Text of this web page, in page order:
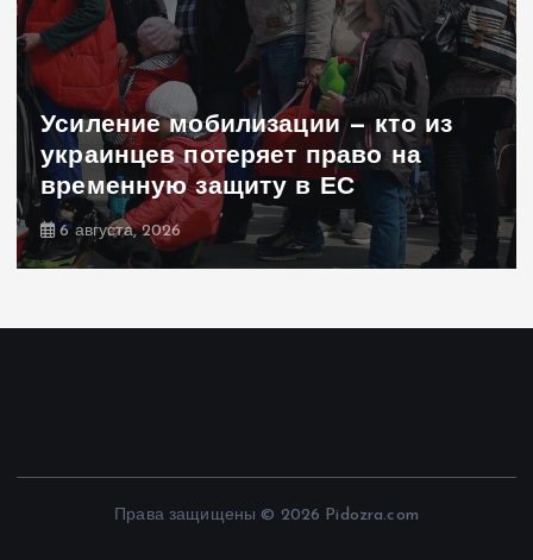
Усиление мобилизации — кто из
украинцев потеряет право на
временную защиту в ЕС
6 августа, 2026
Права защищены © 2026 Pidozra.com